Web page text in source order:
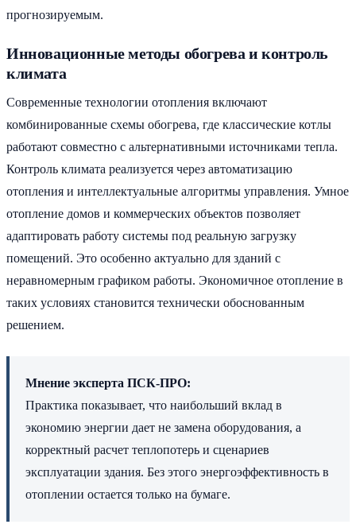
прогнозируемым.
Инновационные методы обогрева и контроль
климата
Современные технологии отопления включают
комбинированные схемы обогрева, где классические котлы
работают совместно с альтернативными источниками тепла.
Контроль климата реализуется через автоматизацию
отопления и интеллектуальные алгоритмы управления. Умное
отопление домов и коммерческих объектов позволяет
адаптировать работу системы под реальную загрузку
помещений. Это особенно актуально для зданий с
неравномерным графиком работы. Экономичное отопление в
таких условиях становится технически обоснованным
решением.
Мнение эксперта ПСК-ПРО:
Практика показывает, что наибольший вклад в
экономию энергии дает не замена оборудования, а
корректный расчет теплопотерь и сценариев
эксплуатации здания. Без этого энергоэффективность в
отоплении остается только на бумаге.